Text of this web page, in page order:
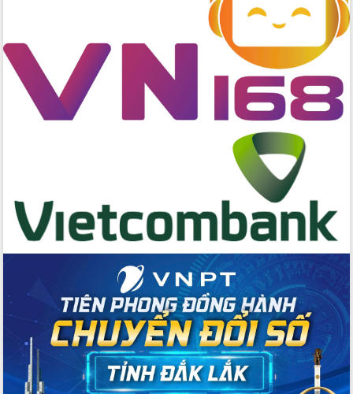
Phê
Xây dựng nền hành chính số đồng
hành cùng nông dân dân, doanh nghiệp
Giai đoạn 2026-2030, Đắk Lắk phấn
đấu có 77% xã đạt chuẩn nông thôn
địa chính, hoàn thiện cơ sở dữ liệu đất
đai
Ứng dụng sinh trắc học - Bước tiến
trong hành trình chuyển đổi số tại Đắk
Đắk Lắk nâng cao hiệu quả công tác
Đảng từ Sổ tay đảng viên điện tử
Đắk Lắk đẩy mạnh nuôi biển công
nghệ, hướng tới phát triển thủy sản
bền vững
Tập huấn nâng cao năng lực triển khai
chuyển đổi số cho cán bộ, công chức